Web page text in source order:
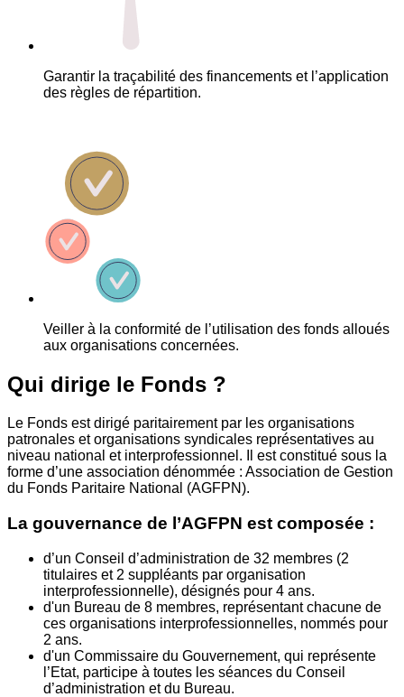
Garantir la traçabilité des financements et l’application
des règles de répartition.
Veiller à la conformité de l’utilisation des fonds alloués
aux organisations concernées.
Qui dirige le Fonds ?
Le Fonds est dirigé paritairement par les organisations
patronales et organisations syndicales représentatives au
niveau national et interprofessionnel. Il est constitué sous la
forme d’une association dénommée : Association de Gestion
du Fonds Paritaire National (AGFPN).
La gouvernance de l’AGFPN est composée :
d’un Conseil d’administration de 32 membres (2
titulaires et 2 suppléants par organisation
interprofessionnelle), désignés pour 4 ans.
d'un Bureau de 8 membres, représentant chacune de
ces organisations interprofessionnelles, nommés pour
2 ans.
d'un Commissaire du Gouvernement, qui représente
l’Etat, participe à toutes les séances du Conseil
d’administration et du Bureau.